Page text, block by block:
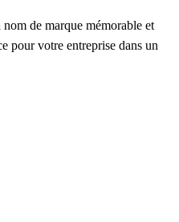
de marque mémorable et
pour votre entreprise dans un